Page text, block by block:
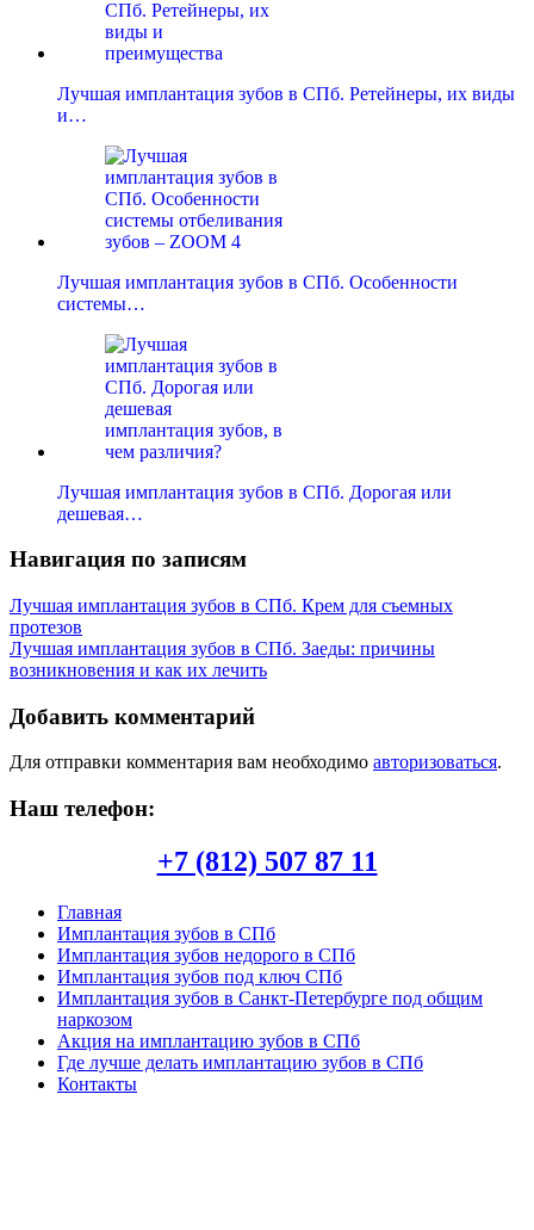
Лучшая имплантация зубов в СПб. Ретейнеры, их виды
и…
Лучшая имплантация зубов в СПб. Особенности
системы…
Лучшая имплантация зубов в СПб. Дорогая или
дешевая…
Навигация по записям
Лучшая имплантация зубов в СПб. Крем для съемных
протезов
Лучшая имплантация зубов в СПб. Заеды: причины
возникновения и как их лечить
Добавить комментарий
Для отправки комментария вам необходимо авторизоваться.
Наш телефон:
+7 (812) 507 87 11
Главная
Имплантация зубов в СПб
Имплантация зубов недорого в СПб
Имплантация зубов под ключ СПб
Имплантация зубов в Санкт-Петербурге под общим
наркозом
Акция на имплантацию зубов в СПб
Где лучше делать имплантацию зубов в СПб
Контакты